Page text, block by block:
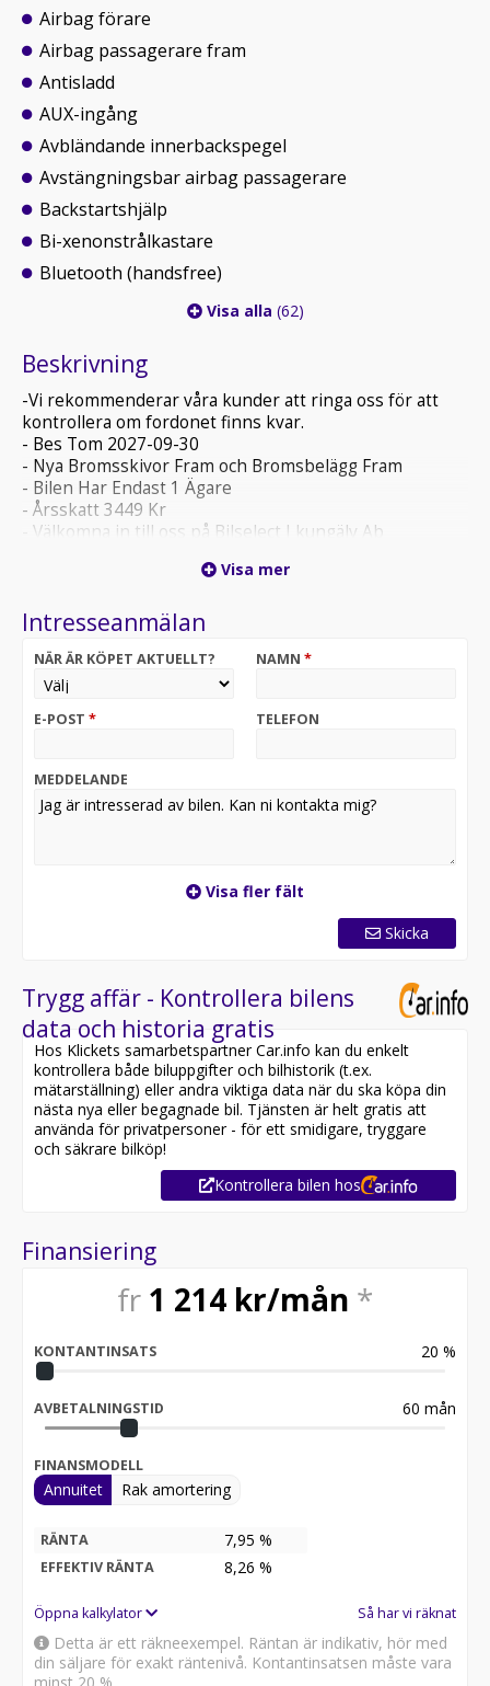
Airbag förare
Airbag passagerare fram
Antisladd
AUX-ingång
Avbländande innerbackspegel
Avstängningsbar airbag passagerare
Backstartshjälp
Bi-xenonstrålkastare
Bluetooth (handsfree)
Visa alla (62)
Beskrivning
-Vi rekommenderar våra kunder att ringa oss för att
kontrollera om fordonet finns kvar.
- Bes Tom 2027-09-30
- Nya Bromsskivor Fram och Bromsbelägg Fram
- Bilen Har Endast 1 Ägare
- Årsskatt 3449 Kr
- Välkomna in till oss på Bilselect I kungälv Ab
Visa mer
Intresseanmälan
NÄR ÄR KÖPET AKTUELLT? NAMN *
E-POST * TELEFON
MEDDELANDE
Visa fler fält
Skicka
Trygg affär - Kontrollera bilens
data och historia gratis
Hos Klickets samarbetspartner Car.info kan du enkelt
kontrollera både biluppgifter och bilhistorik (t.ex.
mätarställning) eller andra viktiga data när du ska köpa din
nästa nya eller begagnade bil. Tjänsten är helt gratis att
använda för privatpersoner - för ett smidigare, tryggare
och säkrare bilköp!
Kontrollera bilen hos
Finansiering
fr 1 214 kr/mån *
KONTANTINSATS 20 %
AVBETALNINGSTID 60 mån
FINANSMODELL
Annuitet Rak amortering
RÄNTA 7,95 %
EFFEKTIV RÄNTA 8,26 %
Öppna kalkylator Så har vi räknat
Detta är ett räkneexempel. Räntan är indikativ, hör med
din säljare för exakt räntenivå. Kontantinsatsen måste vara
minst 20 %.